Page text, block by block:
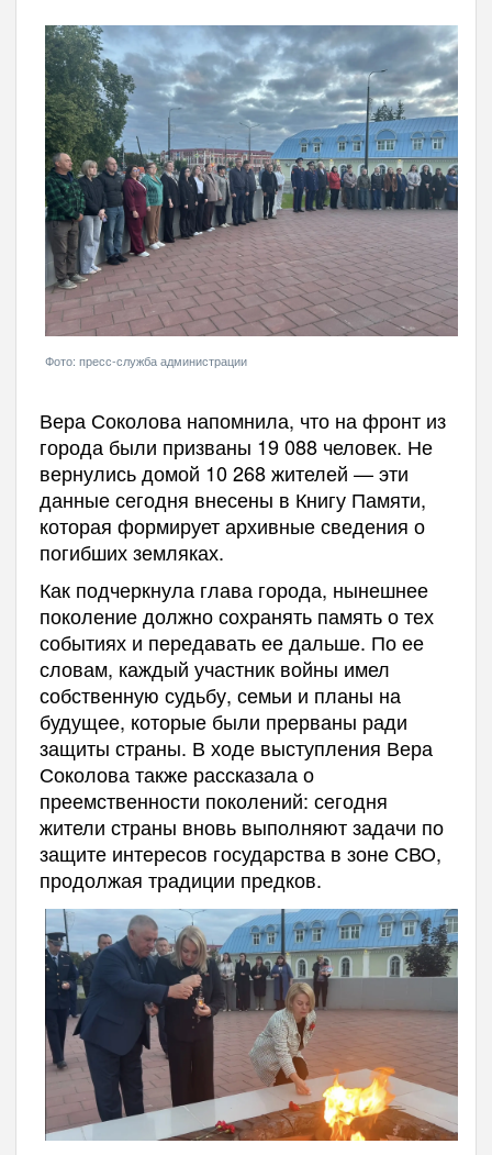
Фото: пресс-служба администрации
Вера Соколова напомнила, что на фронт из
города были призваны 19 088 человек. Не
вернулись домой 10 268 жителей — эти
данные сегодня внесены в Книгу Памяти,
которая формирует архивные сведения о
погибших земляках.
Как подчеркнула глава города, нынешнее
поколение должно сохранять память о тех
событиях и передавать ее дальше. По ее
словам, каждый участник войны имел
собственную судьбу, семьи и планы на
будущее, которые были прерваны ради
защиты страны. В ходе выступления Вера
Соколова также рассказала о
преемственности поколений: сегодня
жители страны вновь выполняют задачи по
защите интересов государства в зоне СВО,
продолжая традиции предков.